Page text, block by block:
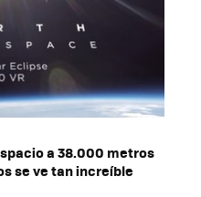
a 38.000 metros
se ve tan increíble